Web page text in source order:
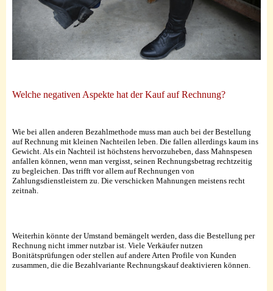
Welche negativen Aspekte hat der Kauf auf Rechnung?
Wie bei allen anderen Bezahlmethode muss man auch bei der Bestellung
auf Rechnung mit kleinen Nachteilen leben. Die fallen allerdings kaum ins
Gewicht. Als ein Nachteil ist höchstens hervorzuheben, dass Mahnspesen
anfallen können, wenn man vergisst, seinen Rechnungsbetrag rechtzeitig
zu begleichen. Das trifft vor allem auf Rechnungen von
Zahlungsdienstleistern zu. Die verschicken Mahnungen meistens recht
zeitnah.
Weiterhin könnte der Umstand bemängelt werden, dass die Bestellung per
Rechnung nicht immer nutzbar ist. Viele Verkäufer nutzen
Bonitätsprüfungen oder stellen auf andere Arten Profile von Kunden
zusammen, die die Bezahlvariante Rechnungskauf deaktivieren können.